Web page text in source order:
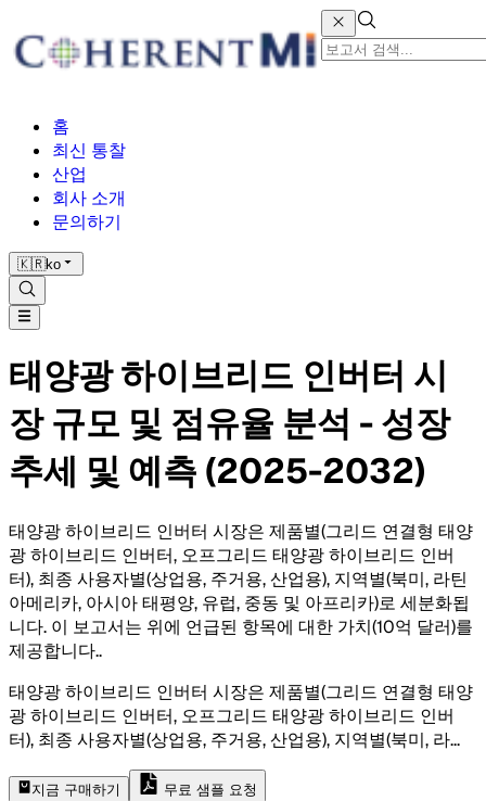
홈
최신 통찰
산업
회사 소개
문의하기
🇰🇷ko
태양광 하이브리드 인버터 시
장 규모 및 점유율 분석 - 성장
추세 및 예측 (2025-2032)
태양광 하이브리드 인버터 시장은 제품별(그리드 연결형 태양
광 하이브리드 인버터, 오프그리드 태양광 하이브리드 인버
터), 최종 사용자별(상업용, 주거용, 산업용), 지역별(북미, 라틴
아메리카, 아시아 태평양, 유럽, 중동 및 아프리카)로 세분화됩
니다. 이 보고서는 위에 언급된 항목에 대한 가치(10억 달러)를
제공합니다..
태양광 하이브리드 인버터 시장은 제품별(그리드 연결형 태양
광 하이브리드 인버터, 오프그리드 태양광 하이브리드 인버
터), 최종 사용자별(상업용, 주거용, 산업용), 지역별(북미, 라...
지금 구매하기 무료 샘플 요청